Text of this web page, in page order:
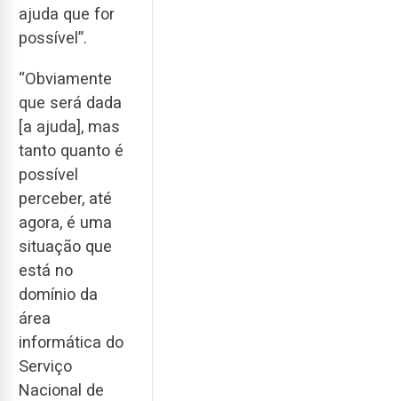
ajuda que for
possível”.
“Obviamente
que será dada
[a ajuda], mas
tanto quanto é
possível
perceber, até
agora, é uma
situação que
está no
domínio da
área
informática do
Serviço
Nacional de